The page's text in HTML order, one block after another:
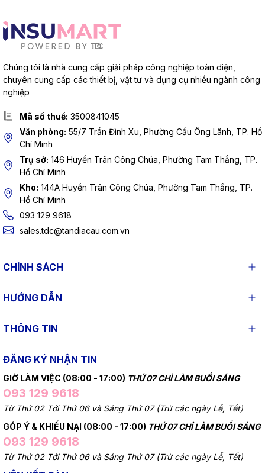
Chúng tôi là nhà cung cấp giải pháp công nghiệp toàn diện,
chuyên cung cấp các thiết bị, vật tư và dụng cụ nhiều ngành công
nghiệp
Mã số thuế: 3500841045
Văn phòng: 55/7 Trần Đình Xu, Phường Cầu Ông Lãnh, TP. Hồ
Chí Minh
Trụ sở: 146 Huyền Trân Công Chúa, Phường Tam Thắng, TP.
Hồ Chí Minh
Kho: 144A Huyền Trân Công Chúa, Phường Tam Thắng, TP.
Hồ Chí Minh
093 129 9618
sales.tdc@tandiacau.com.vn
CHÍNH SÁCH
HƯỚNG DẪN
THÔNG TIN
ĐĂNG KÝ NHẬN TIN
GIỜ LÀM VIỆC (08:00 - 17:00) THỨ 07 CHỈ LÀM BUỔI SÁNG
093 129 9618
Từ Thứ 02 Tới Thứ 06 và Sáng Thứ 07 (Trừ các ngày Lễ, Tết)
GÓP Ý & KHIẾU NẠI (08:00 - 17:00) THỨ 07 CHỈ LÀM BUỔI SÁNG
093 129 9618
Từ Thứ 02 Tới Thứ 06 và Sáng Thứ 07 (Trừ các ngày Lễ, Tết)